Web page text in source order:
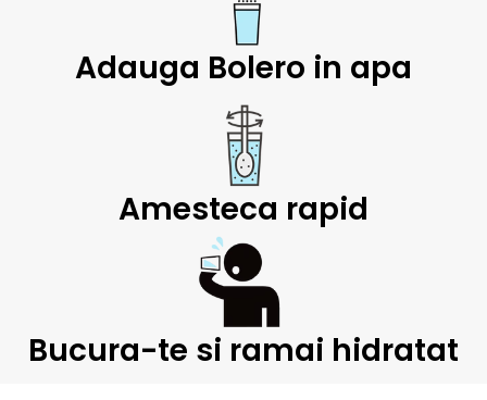
Adauga Bolero in apa
Amesteca rapid
Bucura-te si ramai hidratat